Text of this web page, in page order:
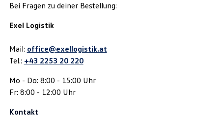
Bei Fragen zu deiner Bestellung:
Exel Logistik
Mail: office@exellogistik.at
Tel.: +43 2253 20 220
Mo - Do: 8:00 - 15:00 Uhr
Fr: 8:00 - 12:00 Uhr
Kontakt